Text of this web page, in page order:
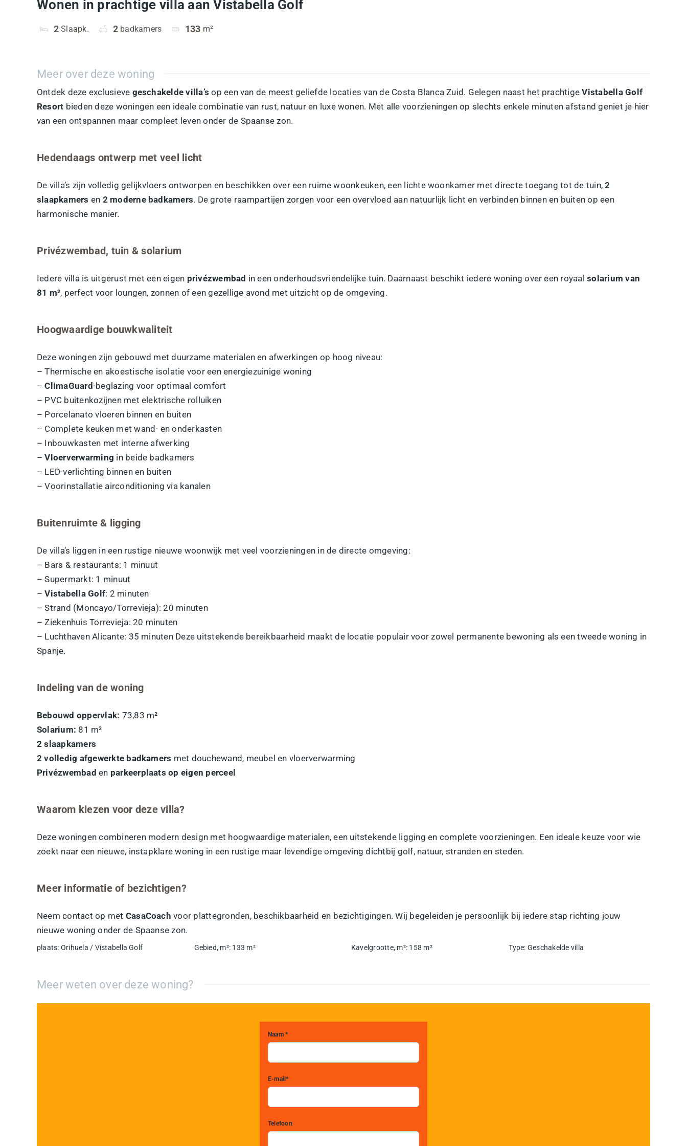
Wonen in prachtige villa aan Vistabella Golf
2 Slaapk. 2 badkamers 133 m²
Meer over deze woning
Ontdek deze exclusieve geschakelde villa’s op een van de meest geliefde locaties van de Costa Blanca Zuid. Gelegen naast het prachtigeVistabella Golf
Resort bieden deze woningen een ideale combinatie van rust, natuur en luxe wonen. Met alle voorzieningen op slechts enkele minuten afstand geniet je hier
van een ontspannen maar compleet leven onder de Spaanse zon.
Hedendaags ontwerp met veel licht
De villa’s zijn volledig gelijkvloers ontworpen en beschikken over een ruime woonkeuken, een lichte woonkamer met directe toegang tot de tuin,2
slaapkamers en 2 moderne badkamers. De grote raampartijen zorgen voor een overvloed aan natuurlijk licht en verbinden binnen en buiten op een
harmonische manier.
Privézwembad, tuin & solarium
Iedere villa is uitgerust met een eigen privézwembad in een onderhoudsvriendelijke tuin. Daarnaast beschikt iedere woning over een royaalsolarium van
81 m², perfect voor loungen, zonnen of een gezellige avond met uitzicht op de omgeving.
Hoogwaardige bouwkwaliteit
Deze woningen zijn gebouwd met duurzame materialen en afwerkingen op hoog niveau:
– Thermische en akoestische isolatie voor een energiezuinige woning
–ClimaGuard-beglazing voor optimaal comfort
– PVC buitenkozijnen met elektrische rolluiken
– Porcelanato vloeren binnen en buiten
– Complete keuken met wand- en onderkasten
– Inbouwkasten met interne afwerking
–Vloerverwarming in beide badkamers
– LED-verlichting binnen en buiten
– Voorinstallatie airconditioning via kanalen
Buitenruimte & ligging
De villa’s liggen in een rustige nieuwe woonwijk met veel voorzieningen in de directe omgeving:
– Bars & restaurants: 1 minuut
– Supermarkt: 1 minuut
–Vistabella Golf: 2 minuten
– Strand (Moncayo/Torrevieja): 20 minuten
– Ziekenhuis Torrevieja: 20 minuten
– Luchthaven Alicante: 35 minuten Deze uitstekende bereikbaarheid maakt de locatie populair voor zowel permanente bewoning als een tweede woning in
Spanje.
Indeling van de woning
Bebouwd oppervlak: 73,83 m²
Solarium: 81 m²
2 slaapkamers
2 volledig afgewerkte badkamers met douchewand, meubel en vloerverwarming
Privézwembad en parkeerplaats op eigen perceel
Waarom kiezen voor deze villa?
Deze woningen combineren modern design met hoogwaardige materialen, een uitstekende ligging en complete voorzieningen. Een ideale keuze voor wie
zoekt naar een nieuwe, instapklare woning in een rustige maar levendige omgeving dichtbij golf, natuur, stranden en steden.
Meer informatie of bezichtigen?
Neem contact op met CasaCoach voor plattegronden, beschikbaarheid en bezichtigingen. Wij begeleiden je persoonlijk bij iedere stap richting jouw
nieuwe woning onder de Spaanse zon.
plaats: Orihuela / Vistabella Golf Gebied, m²: 133 m² Kavelgrootte, m²: 158 m² Type: Geschakelde villa
Meer weten over deze woning?
Naam *
E-mail*
Telefoon